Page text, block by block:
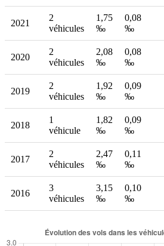
2021
2
véhicules
1,75
‰
0,08
‰
2020
2
véhicules
2,08
‰
0,08
‰
2019
2
véhicules
1,92
‰
0,09
‰
2018
1
véhicule
1,82
‰
0,09
‰
2017
2
véhicules
2,47
‰
0,11
‰
2016
3
véhicules
3,15
‰
0,10
‰